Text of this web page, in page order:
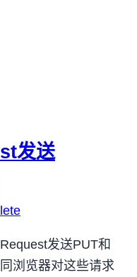
发送
发送PUT和
浏览器对这些请求